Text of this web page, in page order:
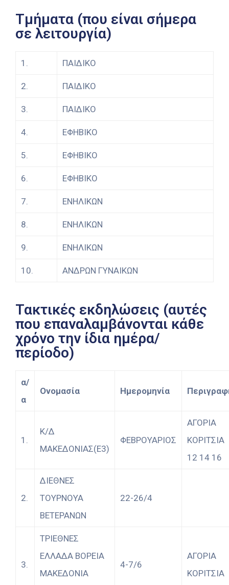
Τμήματα (που είναι σήμερα
σε λειτουργία)
1. ΠΑΙΔΙΚΟ
2. ΠΑΙΔΙΚΟ
3. ΠΑΙΔΙΚΟ
4. ΕΦΗΒΙΚΟ
5. ΕΦΗΒΙΚΟ
6. ΕΦΗΒΙΚΟ
7. ΕΝΗΛΙΚΩΝ
8. ΕΝΗΛΙΚΩΝ
9. ΕΝΗΛΙΚΩΝ
10. ΑΝΔΡΩΝ ΓΥΝΑΙΚΩΝ
Τακτικές εκδηλώσεις (αυτές
που επαναλαμβάνονται κάθε
χρόνο την ίδια ημέρα/
περίοδο)
α/
α
Ονομασία Ημερομηνία
1.
Κ/Δ
ΜΑΚΕΔΟΝΙΑΣ(Ε3)
ΦΕΒΡΟΥΑΡΙΟΣ
ΑΓΟΡΙΑ
ΚΟΡΙΤΣΙΑ
12 14 16
2.
ΔΙΕΘΝΕΣ
ΤΟΥΡΝΟΥΑ
ΒΕΤΕΡΑΝΩΝ
22-26/4
3.
ΤΡΙΕΘΝΕΣ
ΕΛΛΑΔΑ ΒΟΡΕΙΑ
ΜΑΚΕΔΟΝΙΑ
4-7/6
ΑΓΟΡΙΑ
ΚΟΡΙΤΣΙΑ